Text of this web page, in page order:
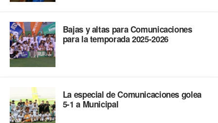
Bajas y altas para Comunicaciones
para la temporada 2025-2026
La especial de Comunicaciones golea
5-1 a Municipal